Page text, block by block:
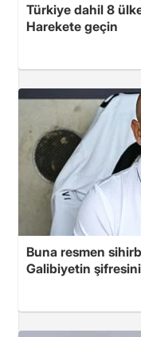
Türkiye dahil 8
Harekete geçin
Buna resmen
Galibiyetin şifresini